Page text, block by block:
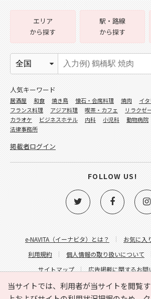
当サイトでは、利用者が当サイトを閲覧
e-NAVITA（イーナビタ）とは？ お気に入
利用規約
個人情報の取り扱いについて
サイトマップ
広告掲載に関するお問
サイトの内容に関するお問い合
エリア
から探す
駅・路線
から探す
人気キーワード
居酒屋 和食 焼き鳥 懐石・会席料理 焼肉
イ
フランス料理
アジア料理 喫茶・カフェ リラクゼ
カラオケ
ビジネスホテル 内科 小児科 動物病院
法律事務所
掲載者ログイン
FOLLOW US!